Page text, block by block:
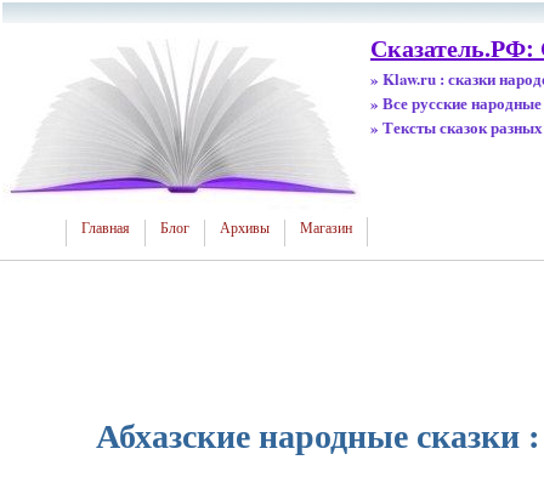
Сказатель.РФ:
» Klaw.ru : сказки
» Все русские народные
» Тексты сказок
Главная Блог Архивы Магазин
Абхазские народные сказки